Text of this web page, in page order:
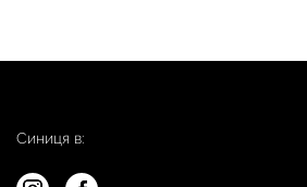
Синиця в: